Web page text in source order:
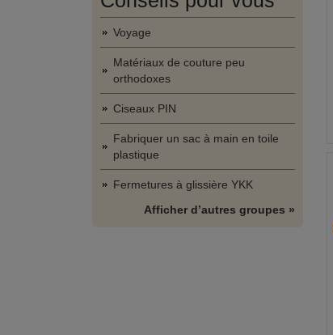
Voyage
Matériaux de couture peu
orthodoxes
Ciseaux PIN
Fabriquer un sac à main en toile
plastique
Fermetures à glissière YKK
Afficher d’autres groupes »